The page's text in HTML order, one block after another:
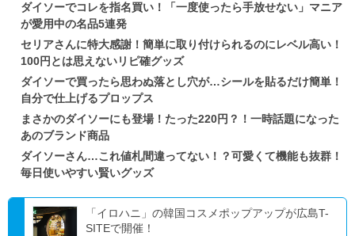
ダイソーでコレを指名買い！「一度使ったら手放せない」マニア
が愛用中の名品5連発
セリアさんに特大感謝！簡単に取り付けられるのにレベル高い！
100円とは思えないリピ確グッズ
ダイソーで買ったら思わぬ落とし穴が…シールを貼るだけ簡単！
自分で仕上げるプロップス
まさかのダイソーにも登場！たった220円？！一時話題になった
あのブランド商品
ダイソーさん…これ値札間違ってない！？可愛くて機能も抜群！
毎日使いやすい賢いグッズ
「イロハニ」の韓国コスメポップアップが広島T-
SITEで開催！